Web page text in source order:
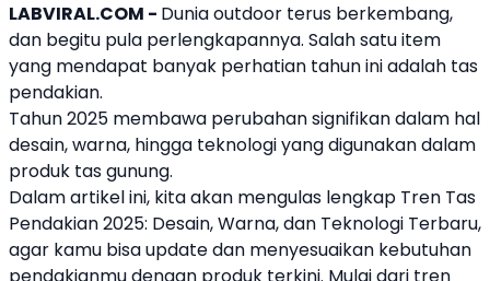
LABVIRAL.COM - Dunia outdoor terus berkembang,
dan begitu pula perlengkapannya. Salah satu item
yang mendapat banyak perhatian tahun ini adalah tas
pendakian.
Tahun 2025 membawa perubahan signifikan dalam hal
desain, warna, hingga teknologi yang digunakan dalam
produk tas gunung.
Dalam artikel ini, kita akan mengulas lengkap Tren Tas
Pendakian 2025: Desain, Warna, dan Teknologi Terbaru,
agar kamu bisa update dan menyesuaikan kebutuhan